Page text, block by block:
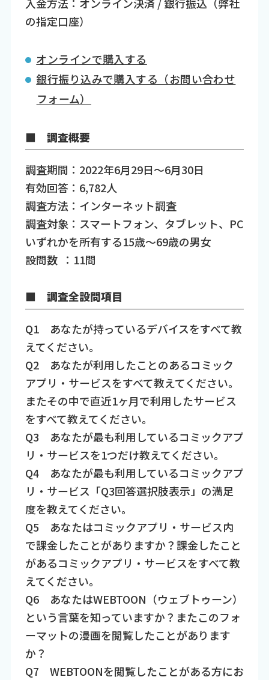
入金方法：オンライン決済 / 銀行振込（弊社
の指定口座）
オンラインで購入する
銀行振り込みで購入する（お問い合わせ
フォーム）
■ 調査概要
調査期間：2022年6月29日～6月30日
有効回答：6,782人
調査方法：インターネット調査
調査対象：スマートフォン、タブレット、PC
いずれかを所有する15歳～69歳の男女
設問数 ：11問
■ 調査全設問項目
Q1 あなたが持っているデバイスをすべて教
えてください。
Q2 あなたが利用したことのあるコミック
アプリ・サービスをすべて教えてください。
またその中で直近1ヶ月で利用したサービス
をすべて教えてください。
Q3 あなたが最も利用しているコミックアプ
リ・サービスを1つだけ教えてください。
Q4 あなたが最も利用しているコミックアプ
リ・サービス「Q3回答選択肢表示」の満足
度を教えてください。
Q5 あなたはコミックアプリ・サービス内
で課金したことがありますか？課金したこと
があるコミックアプリ・サービスをすべて教
えてください。
Q6 あなたはWEBTOON（ウェブトゥーン）
という言葉を知っていますか？またこのフォ
ーマットの漫画を閲覧したことがあります
か？
Q7 WEBTOONを閲覧したことがある方にお